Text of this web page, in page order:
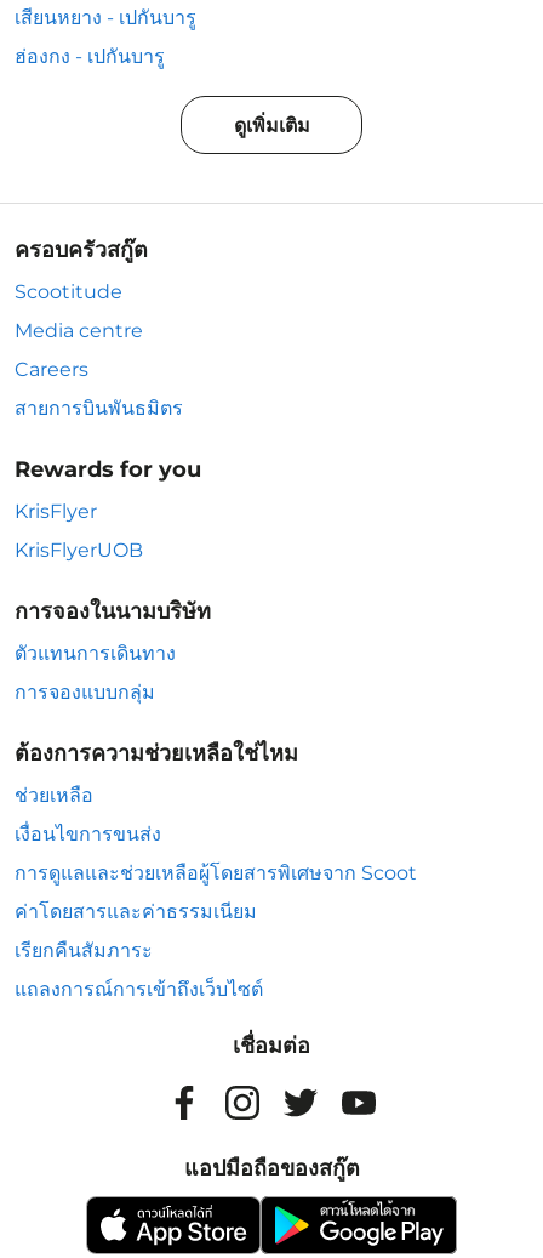
เสียนหยาง - เปกันบารู
ฮ่องกง - เปกันบารู
ดูเพิ่มเติม
ครอบครัวสกู๊ต
Scootitude
Media centre
Careers
สายการบินพันธมิตร
Rewards for you
KrisFlyer
KrisFlyerUOB
การจองในนามบริษัท
ตัวแทนการเดินทาง
การจองแบบกลุ่ม
ต้องการความช่วยเหลือใช่ไหม
ช่วยเหลือ
เงื่อนไขการขนส่ง
การดูแลและช่วยเหลือผู้โดยสารพิเศษจาก Scoot
ค่าโดยสารและค่าธรรมเนียม
เรียกคืนสัมภาระ
แถลงการณ์การเข้าถึงเว็บไซต์
เชื่อมต่อ
แอปมือถือของสกู๊ต